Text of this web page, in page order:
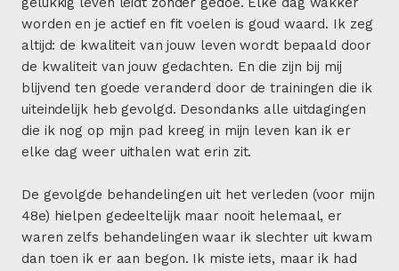
worden en je actief en fit voelen is goud waard. Ik zeg
altijd: de kwaliteit van jouw leven wordt bepaald door
de kwaliteit van jouw gedachten. En die zijn bij mij
blijvend ten goede veranderd door de trainingen die ik
uiteindelijk heb gevolgd. Desondanks alle uitdagingen
die ik nog op mijn pad kreeg in mijn leven kan ik er
elke dag weer uithalen wat erin zit.
De gevolgde behandelingen uit het verleden (voor mijn
48e) hielpen gedeeltelijk maar nooit helemaal, er
waren zelfs behandelingen waar ik slechter uit kwam
dan toen ik er aan begon. Ik miste iets, maar ik had